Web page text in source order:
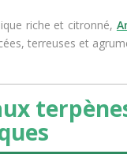
riche et citronné,
terreuses et